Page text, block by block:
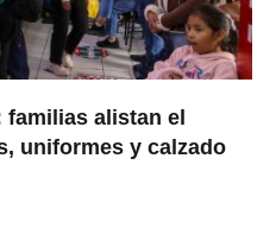
familias alistan el
uniformes y calzado